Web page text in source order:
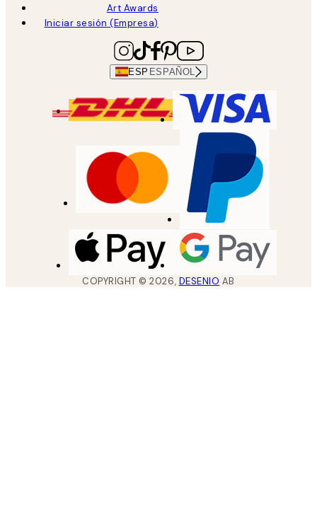
Art Awards
Iniciar sesión (Empresa)
ESP ESPAÑOL
COPYRIGHT ©2026, DESENIO AB